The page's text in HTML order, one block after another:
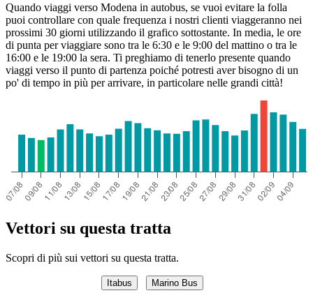
Quando viaggi verso Modena in autobus, se vuoi evitare la folla
puoi controllare con quale frequenza i nostri clienti viaggeranno nei
prossimi 30 giorni utilizzando il grafico sottostante. In media, le ore
di punta per viaggiare sono tra le 6:30 e le 9:00 del mattino o tra le
16:00 e le 19:00 la sera. Ti preghiamo di tenerlo presente quando
viaggi verso il punto di partenza poiché potresti aver bisogno di un
po' di tempo in più per arrivare, in particolare nelle grandi città!
Vettori su questa tratta
Scopri di più sui vettori su questa tratta.
Itabus Marino Bus